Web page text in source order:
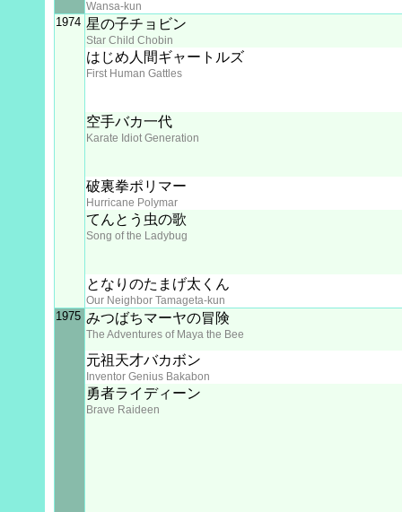
Wansa-kun
1974 星の子チョビン
Star Child Chobin
はじめ人間ギャートルズ
First Human Gattles
空手バカ一代
Karate Idiot Generation
破裏拳ポリマー
Hurricane Polymar
てんとう虫の歌
Song of the Ladybug
となりのたまげ太くん
Our Neighbor Tamageta-kun
1975 みつばちマーヤの冒険
The Adventures of Maya the Bee
元祖天才バカボン
Inventor Genius Bakabon
勇者ライディーン
Brave Raideen